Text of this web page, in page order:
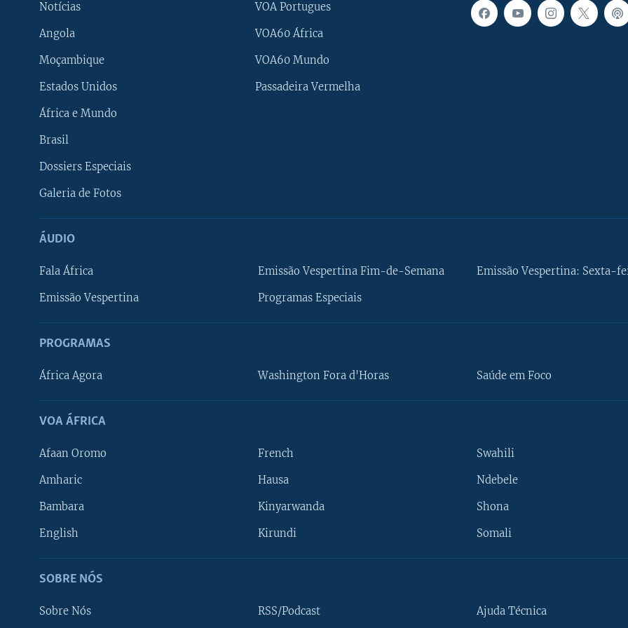
Notícias
Angola
Moçambique
Estados Unidos
África e Mundo
Brasil
Dossiers Especiais
Galeria de Fotos
VOA Portugues
VOA60 África
VOA60 Mundo
Passadeira Vermelha
ÁUDIO
Fala África
Emissão Vespertina
Emissão Vespertina Fim-de-Semana
Programas Especiais
Emissão Vespertina: Sexta-
PROGRAMAS
África Agora Washington Fora d'Horas Saúde em Foco
VOA ÁFRICA
Afaan Oromo
Amharic
Bambara
English
French
Hausa
Kinyarwanda
Kirundi
Swahili
Ndebele
Shona
Somali
SOBRE NÓS
Sobre Nós RSS/Podcast Ajuda Técnica